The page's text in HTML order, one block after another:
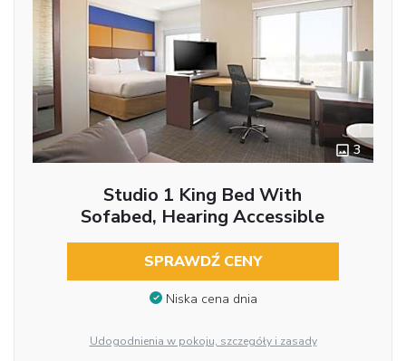
3
Studio 1 King Bed With
Sofabed, Hearing Accessible
SPRAWDŹ CENY
Niska cena dnia
Udogodnienia w pokoju, szczegóły i zasady